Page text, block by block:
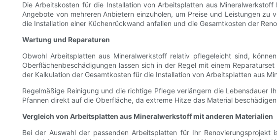
Die Arbeitskosten für die Installation von Arbeitsplatten aus
Angebote von mehreren Anbietern einzuholen, um Preise und Leistungen
die Installation einer Küchenrückwand anfallen und die Gesamtkosten der
Wartung und Reparaturen
Obwohl Arbeitsplatten aus Mineralwerkstoff relativ pflegeleicht sind,
Oberflächenbeschädigungen lassen sich in der Regel mit einem
der Kalkulation der Gesamtkosten für die Installation von Arbeitsplatten aus
Regelmäßige Reinigung und die richtige Pflege verlängern die Lebensdauer
Pfannen direkt auf die Oberfläche, da extreme Hitze das Material
Vergleich von Arbeitsplatten aus Mineralwerkstoff mit anderen Materialien
Bei der Auswahl der passenden Arbeitsplatten für Ihr